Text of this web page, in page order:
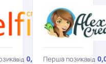
Selfie
Credit
від 0,01%/день
Перша позикавід